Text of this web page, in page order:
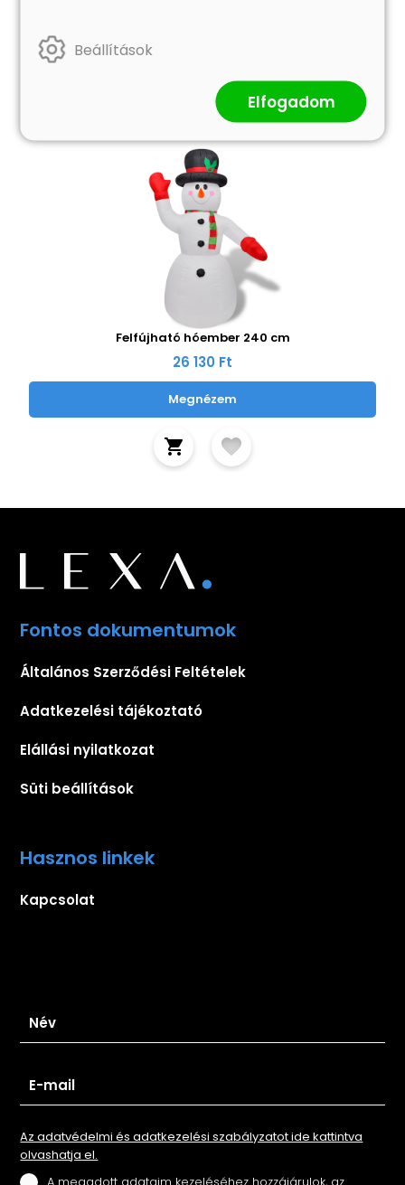
Felfújható hóember 240 cm
26 130 Ft
Megnézem
Fontos dokumentumok
Általános Szerződési Feltételek
Adatkezelési tájékoztató
Elállási nyilatkozat
Süti beállítások
Hasznos linkek
Kapcsolat
Az adatvédelmi és adatkezelési szabályzatot ide kattintva
olvashatja el.
A megadott adataim kezeléséhez hozzájárulok, az
Beállítások
Elfogadom